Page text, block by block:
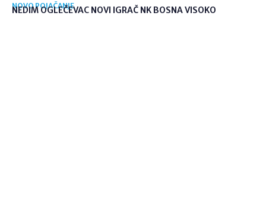
NOVO POJAČANJE
NEDIM OGLEČEVAC NOVI IGRAČ NK BOSNA VISOKO